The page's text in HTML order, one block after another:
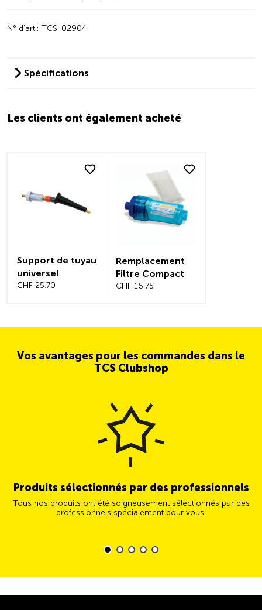
N° d’art.: TCS-02904
Spécifications
Les clients ont également acheté
Support de tuyau
universel
CHF 25.70
Remplacement
Filtre Compact
CHF 16.75
Vos avantages pour les commandes dans le
TCS Clubshop
Produits sélectionnés par des professionnels
Tous nos produits ont été soigneusement sélectionnés par des
professionnels spécialement pour vous.